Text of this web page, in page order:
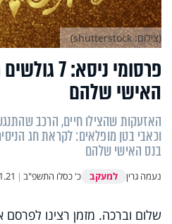
פרסומי
האישי שלהם
האזעקות שהצילו חיים, הרכב
בנס האישי שלהם
נעמה גרין למעקב כ' כסלו התשפ"ב |
(צילום: shutterstock)
שלום וברכה. מזמן רצינו